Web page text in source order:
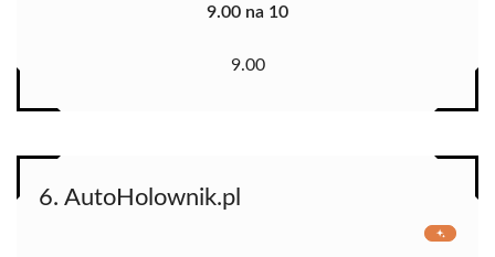
9.00 na 10
9.00
6. AutoHolownik.pl